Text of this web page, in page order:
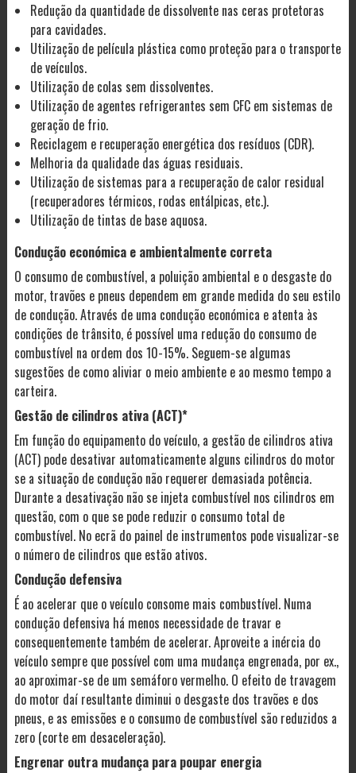
Redução da quantidade de dissolvente nas ceras protetoras
para cavidades.
Utilização de película plástica como proteção para o transporte
de veículos.
Utilização de colas sem dissolventes.
Utilização de agentes refrigerantes sem CFC em sistemas de
geração de frio.
Reciclagem e recuperação energética dos resíduos (CDR).
Melhoria da qualidade das águas residuais.
Utilização de sistemas para a recuperação de calor residual
(recuperadores térmicos, rodas entálpicas, etc.).
Utilização de tintas de base aquosa.
Condução económica e ambientalmente correta
O consumo de combustível, a poluição ambiental e o desgaste do
motor, travões e pneus dependem em grande medida do seu estilo
de condução. Através de uma condução económica e atenta às
condições de trânsito, é possível uma redução do consumo de
combustível na ordem dos 10-15%. Seguem-se algumas
sugestões de como aliviar o meio ambiente e ao mesmo tempo a
carteira.
Gestão de cilindros ativa (ACT)*
Em função do equipamento do veículo, a gestão de cilindros ativa
(ACT) pode desativar automaticamente alguns cilindros do motor
se a situação de condução não requerer demasiada potência.
Durante a desativação não se injeta combustível nos cilindros em
questão, com o que se pode reduzir o consumo total de
combustível. No ecrã do painel de instrumentos pode visualizar-se
o número de cilindros que estão ativos.
Condução defensiva
É ao acelerar que o veículo consome mais combustível. Numa
condução defensiva há menos necessidade de travar e
consequentemente também de acelerar. Aproveite a inércia do
veículo sempre que possível com uma mudança engrenada, por ex.,
ao aproximar-se de um semáforo vermelho. O efeito de travagem
do motor daí resultante diminui o desgaste dos travões e dos
pneus, e as emissões e o consumo de combustível são reduzidos a
zero (corte em desaceleração).
Engrenar outra mudança para poupar energia